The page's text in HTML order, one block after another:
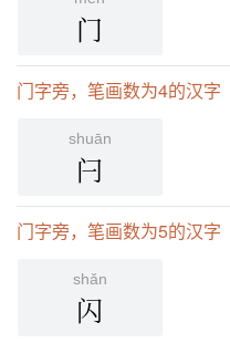
门
门字旁，笔画数为4的汉字
shuān
闩
门字旁，笔画数为5的汉字
shǎn
闪